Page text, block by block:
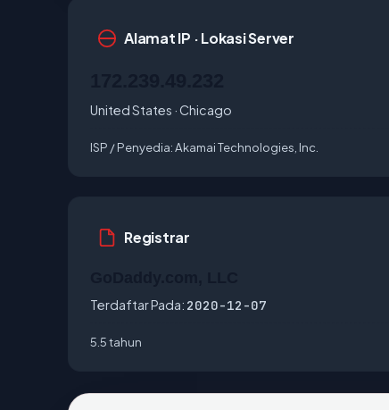
Alamat IP · Lokasi Server
United States · Chicago
ISP / Penyedia:Akamai Technologies, Inc.
Registrar
Terdaftar Pada: 2020-12-07
5.5 tahun